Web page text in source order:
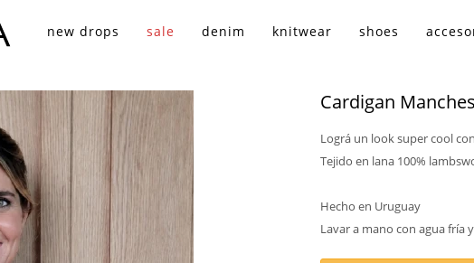
new drops sale denim knitwear shoes
Cardigan
Lográ un look super cool
Tejido en lana 100%
Hecho en Uruguay
Lavar a mano con agua fría